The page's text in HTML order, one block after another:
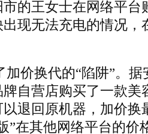
的王女士在网络平台
现无法充电的情况，
加价换代的“陷阱”。
自营店购买了一款美
退回原机器，加价换
”在其他网络平台的价